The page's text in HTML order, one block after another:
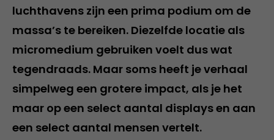
luchthavens zijn een prima podium om de
massa’s te bereiken. Diezelfde locatie als
micromedium gebruiken voelt dus wat
tegendraads. Maar soms heeft je verhaal
simpelweg een grotere impact, als je het
maar op een select aantal displays en aan
een select aantal mensen vertelt.